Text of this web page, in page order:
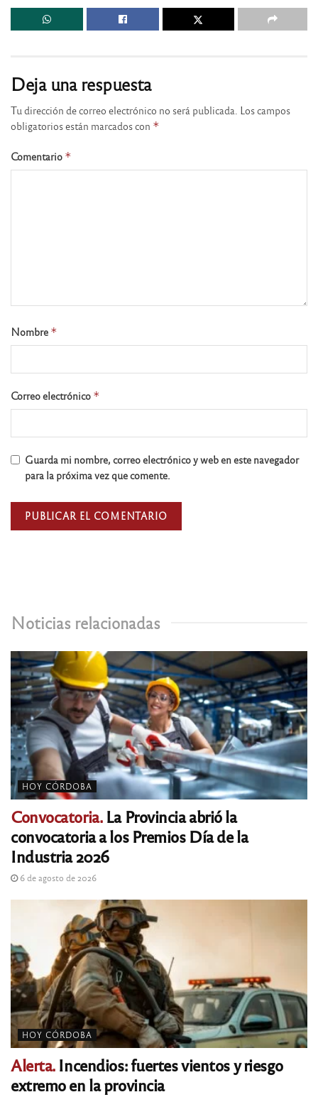
Noticias relacionadas
HOY CÓRDOBA
Convocatoria.La Provincia abrió la
convocatoria a los Premios Día de la
Industria 2026
6 de agosto de 2026
HOY CÓRDOBA
Alerta.Incendios: fuertes vientos y riesgo
extremo en la provincia
Deja una respuesta
Tu dirección de correo electrónico no será publicada. Los campos
obligatorios están marcados con *
Comentario *
Nombre *
Correo electrónico *
Guarda mi nombre, correo electrónico y web en este navegador
para la próxima vez que comente.